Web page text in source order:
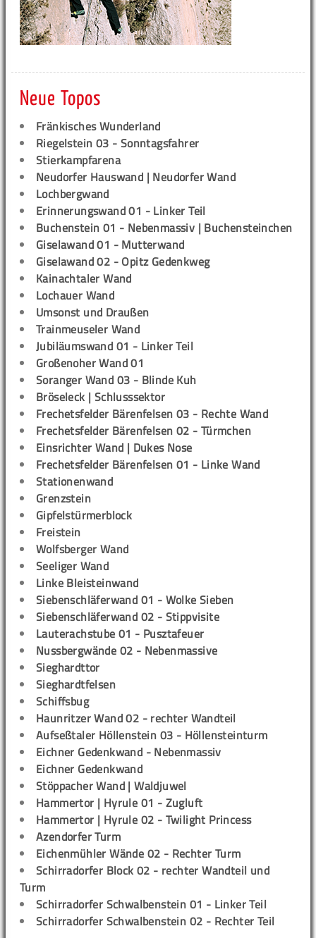
Neue Topos
Fränkisches Wunderland
Riegelstein 03 - Sonntagsfahrer
Stierkampfarena
Neudorfer Hauswand | Neudorfer Wand
Lochbergwand
Erinnerungswand 01 - Linker Teil
Buchenstein 01 - Nebenmassiv | Buchensteinchen
Giselawand 01 - Mutterwand
Giselawand 02 - Opitz Gedenkweg
Kainachtaler Wand
Lochauer Wand
Umsonst und Draußen
Trainmeuseler Wand
Jubiläumswand 01 - Linker Teil
Großenoher Wand 01
Soranger Wand 03 - Blinde Kuh
Bröseleck | Schlusssektor
Frechetsfelder Bärenfelsen 03 - Rechte Wand
Frechetsfelder Bärenfelsen 02 - Türmchen
Einsrichter Wand | Dukes Nose
Frechetsfelder Bärenfelsen 01 - Linke Wand
Stationenwand
Grenzstein
Gipfelstürmerblock
Freistein
Wolfsberger Wand
Seeliger Wand
Linke Bleisteinwand
Siebenschläferwand 01 - Wolke Sieben
Siebenschläferwand 02 - Stippvisite
Lauterachstube 01 - Pusztafeuer
Nussbergwände 02 - Nebenmassive
Sieghardttor
Sieghardtfelsen
Schiffsbug
Haunritzer Wand 02 - rechter Wandteil
Aufseßtaler Höllenstein 03 - Höllensteinturm
Eichner Gedenkwand - Nebenmassiv
Eichner Gedenkwand
Stöppacher Wand | Waldjuwel
Hammertor | Hyrule 01 - Zugluft
Hammertor | Hyrule 02 - Twilight Princess
Azendorfer Turm
Eichenmühler Wände 02 - Rechter Turm
Schirradorfer Block 02 - rechter Wandteil und
Turm
Schirradorfer Schwalbenstein 01 - Linker Teil
Schirradorfer Schwalbenstein 02 - Rechter Teil